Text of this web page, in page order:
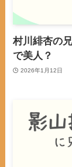
村川緋杏の
で美人？
2026年1月12日